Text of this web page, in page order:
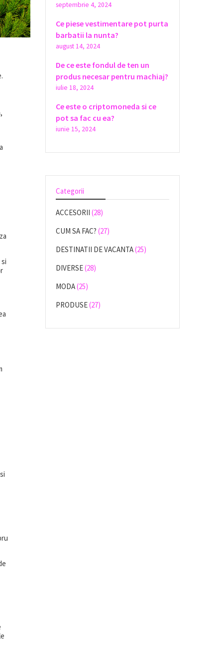
septembrie 4, 2024
Ce piese vestimentare pot purta
barbatii la nunta?
august 14, 2024
De ce este fondul de ten un
produs necesar pentru machiaj?
iulie 18, 2024
Ce este o criptomoneda si ce
pot sa fac cu ea?
iunie 15, 2024
Categorii
ACCESORII (28)
CUM SA FAC? (27)
DESTINATII DE VACANTA(25)
DIVERSE(28)
MODA(25)
PRODUSE(27)